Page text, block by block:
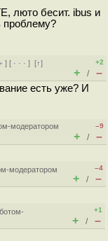
люто бесит. ibus и
проблему?
] [ · · ·][↑]
+2
+ / –
есть уже? И
модератором
–9
+ / –
модератором
–4
+ / –
+1
+ / –